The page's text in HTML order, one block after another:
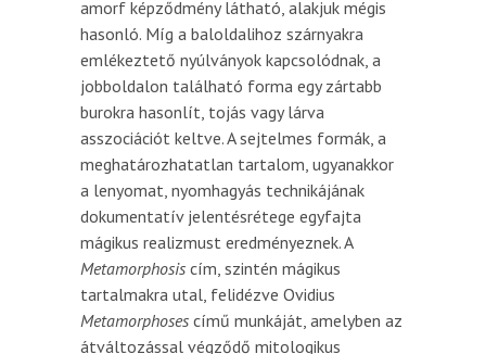
amorf képződmény látható, alakjuk mégis
hasonló. Míg a baloldalihoz szárnyakra
emlékeztető nyúlványok kapcsolódnak, a
jobboldalon található forma egy zártabb
burokra hasonlít, tojás vagy lárva
asszociációt keltve. A sejtelmes formák, a
meghatározhatatlan tartalom, ugyanakkor
a lenyomat, nyomhagyás technikájának
dokumentatív jelentésrétege egyfajta
mágikus realizmust eredményeznek. A
Metamorphosis cím, szintén mágikus
tartalmakra utal, felidézve Ovidius
Metamorphoses című munkáját, amelyben az
átváltozással végződő mitologikus